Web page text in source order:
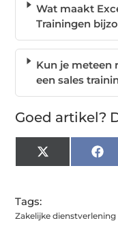
Wat maakt
Trainingen
Kun je meteen
een sales
Goed artikel?
X
(Twitter)
Tags:
Zakelijke dienstverlening